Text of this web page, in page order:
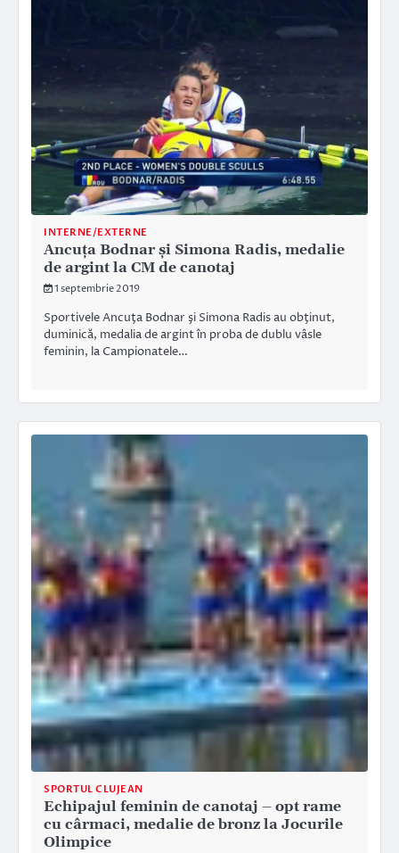
INTERNE/EXTERNE
Ancuța Bodnar și Simona Radis, medalie
de argint la CM de canotaj
1 septembrie 2019
Sportivele Ancuţa Bodnar şi Simona Radis au obţinut,
duminică, medalia de argint în proba de dublu vâsle
feminin, la Campionatele…
SPORTUL CLUJEAN
Echipajul feminin de canotaj – opt rame
cu cârmaci, medalie de bronz la Jocurile
Olimpice